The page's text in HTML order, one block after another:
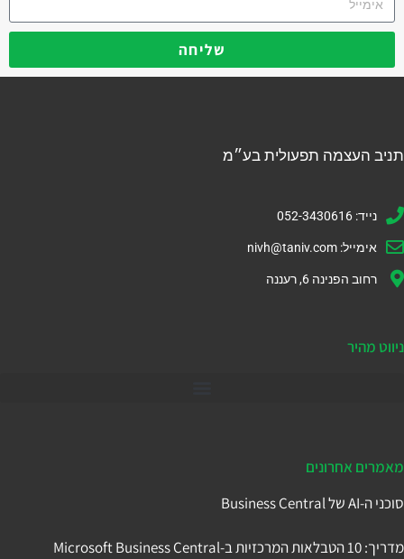
שליחה
תניב העצמה תפעולית בע״מ
נייד: 052-3430616
אימייל: nivh@taniv.com
רחוב הפנינה 6, רעננה
ניווט מהיר
מאמרים אחרונים
סוכני ה-AI של Business Central
מדריך: 10 הטבלאות המרכזיות ב-Microsoft Business Central